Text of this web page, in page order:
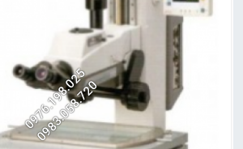
0976.198.025
0983.058.720